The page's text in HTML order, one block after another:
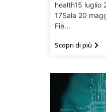
health15 luglio
17Sala 20
Fie...
Scopri di più